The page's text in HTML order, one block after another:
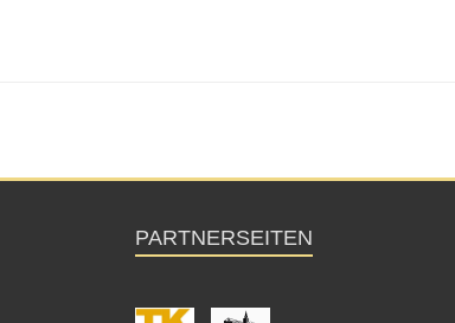
PARTNERSEITEN